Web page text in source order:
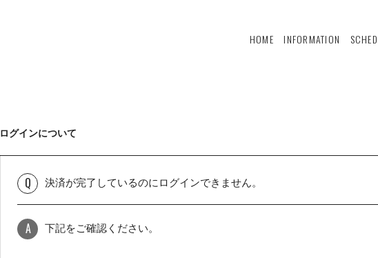
HOME INFORMATION
ログインについて
Q 決済が完了しているのにログインできません。
A 下記をご確認ください。